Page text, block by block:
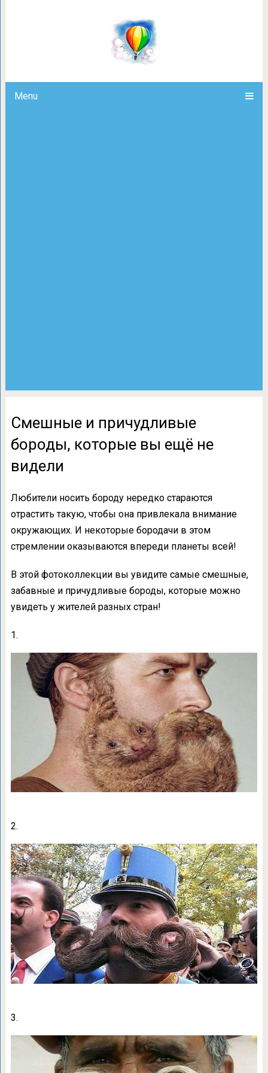
Menu
Смешные и причудливые
Смешные и причудливые
бороды, которые вы ещё не
видели
Любители носить бороду нередко стараются
отрастить такую, чтобы она привлекала внимание
окружающих. И некоторые бородачи в этом
стремлении оказываются впереди планеты всей!
В этой фотоколлекции вы увидите самые смешные,
забавные и причудливые бороды, которые можно
увидеть у жителей разных стран!
1.
2.
3.